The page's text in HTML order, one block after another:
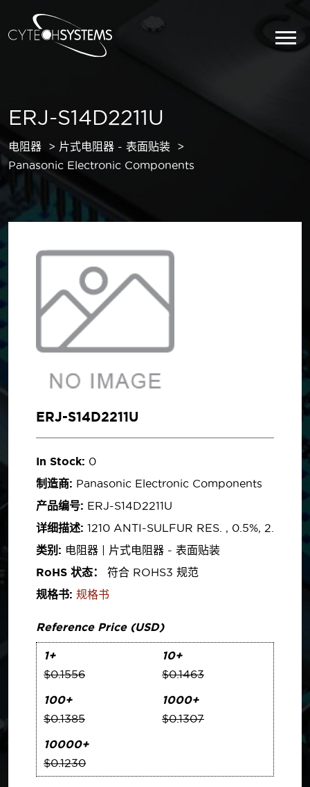
ERJ-S14D2211U
电阻器
片式电阻器 - 表面贴装
Panasonic Electronic Components
ERJ-S14D2211U
In Stock: 0
制造商: Panasonic Electronic Components
产品编号: ERJ-S14D2211U
详细描述: 1210 ANTI-SULFUR RES. , 0.5%, 2.
类别: 电阻器 | 片式电阻器 - 表面贴装
RoHS 状态：
符合 ROHS3 规范
规格书: 规格书
Reference Price (USD)
1+
$0.1556
10+
$0.1463
100+
$0.1385
1000+
$0.1307
10000+
$0.1230